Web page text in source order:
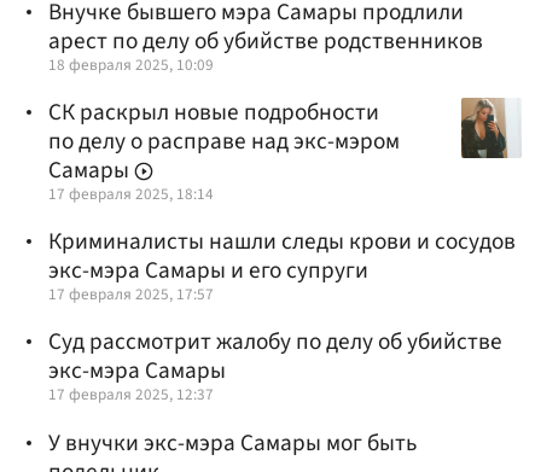
Внучке бывшего мэра Самары продлили
арест по делу об убийстве родственников
18 февраля 2025, 10:09
СК раскрыл новые подробности
по делу о расправе над экс-мэром
Самары
17 февраля 2025, 18:14
Криминалисты нашли следы крови и сосудов
экс-мэра Самары и его супруги
17 февраля 2025, 17:57
Суд рассмотрит жалобу по делу об убийстве
экс-мэра Самары
17 февраля 2025, 12:37
У внучки экс-мэра Самары мог быть